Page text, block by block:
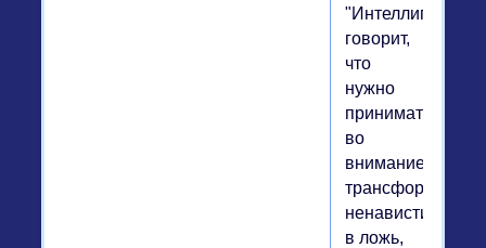
"Интеллигент
говорит,
что
нужно
принимать
во
внимание
трансформацию
ненависти
в ложь,